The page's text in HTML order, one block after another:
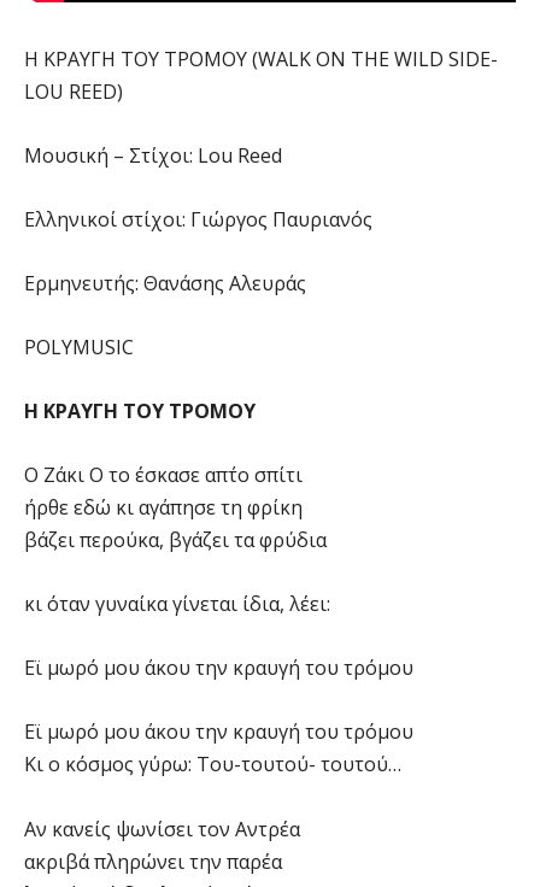
H KΡΑΥΓΗ ΤΟΥ ΤΡΟΜΟΥ (WALK ON THE WILD SIDE-
LOU REED)
Mουσική – Στίχοι: Lou Reed
Ελληνικοί στίχοι: Γιώργος Παυριανός
Ερμηνευτής: Θανάσης Αλευράς
POLYMUSIC
H KΡΑΥΓΗ ΤΟΥ ΤΡΟΜΟΥ
Ο Ζάκι Ο το έσκασε απ΄το σπίτι
ήρθε εδώ κι αγάπησε τη φρίκη
βάζει περούκα, βγάζει τα φρύδια
κι όταν γυναίκα γίνεται ίδια, λέει:
Εϊ μωρό μου άκου την κραυγή του τρόμου
Εϊ μωρό μου άκου την κραυγή του τρόμου
Κι ο κόσμος γύρω: Toυ-τουτού- τουτού…
Αν κανείς ψωνίσει τον Αντρέα
ακριβά πληρώνει την παρέα